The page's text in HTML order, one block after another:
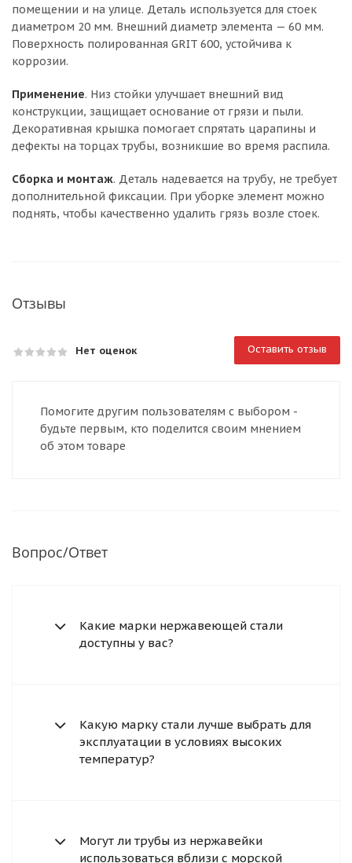
помещении и на улице. Деталь используется для стоек
диаметром 20 мм. Внешний диаметр элемента — 60 мм.
Поверхность полированная GRIT 600, устойчива к
коррозии.
Применение. Низ стойки улучшает внешний вид
конструкции, защищает основание от грязи и пыли.
Декоративная крышка помогает спрятать царапины и
дефекты на торцах трубы, возникшие во время распила.
Сборка и монтаж. Деталь надевается на трубу, не требует
дополнительной фиксации. При уборке элемент можно
поднять, чтобы качественно удалить грязь возле стоек.
Отзывы
Нет оценок Оставить отзыв
Помогите другим пользователям с выбором -
будьте первым, кто поделится своим мнением
об этом товаре
Вопрос/Ответ
Какие марки нержавеющей стали
доступны у вас?
Какую марку стали лучше выбрать для
эксплуатации в условиях высоких
температур?
Могут ли трубы из нержавейки
использоваться вблизи с морской